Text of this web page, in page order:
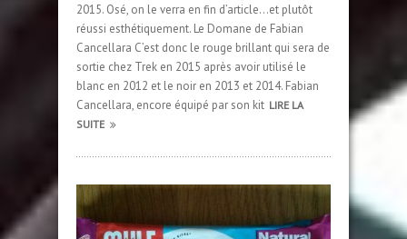
2015. Osé, on le verra en fin d’article…et plutôt
réussi esthétiquement. Le Domane de Fabian
Cancellara C’est donc le rouge brillant qui sera de
sortie chez Trek en 2015 après avoir utilisé le
blanc en 2012 et le noir en 2013 et 2014. Fabian
Cancellara, encore équipé par son kit LIRE LA
SUITE